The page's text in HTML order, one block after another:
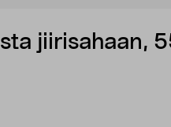
jiirisahaan,